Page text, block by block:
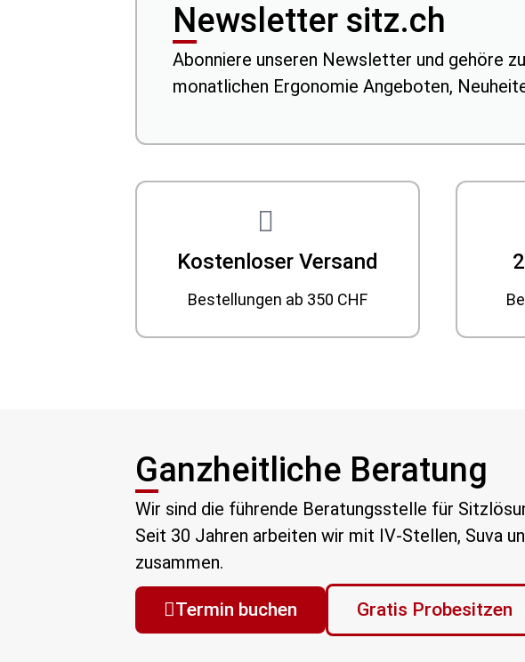
Newsletter sitz.ch
Abonniere unseren Newsletter und gehöre
monatlichen Ergonomie Angeboten,
Kostenloser Versand
Bestellungen ab 350 CHF
Ganzheitliche Beratung
Wir sind die führende Beratungsstelle für
Seit 30 Jahren arbeiten wir mit IV-Stellen, Suva
zusammen.
Termin buchen Gratis Probesitzen